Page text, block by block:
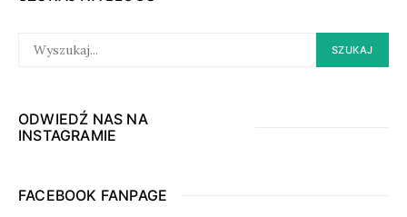
FOR:
SZUKAJ
ODWIEDŹ NAS NA
INSTAGRAMIE
FACEBOOK FANPAGE